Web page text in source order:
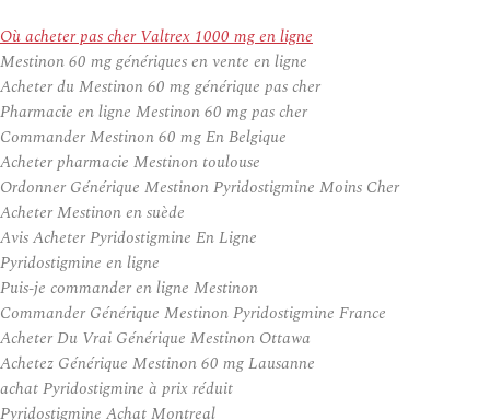
Où acheter pas cher Valtrex 1000 mg en ligne
Mestinon 60 mg génériques en vente en ligne
Acheter du Mestinon 60 mg générique pas cher
Pharmacie en ligne Mestinon 60 mg pas cher
Commander Mestinon 60 mg En Belgique
Acheter pharmacie Mestinon toulouse
Ordonner Générique Mestinon Pyridostigmine Moins Cher
Acheter Mestinon en suède
Avis Acheter Pyridostigmine En Ligne
Pyridostigmine en ligne
Puis-je commander en ligne Mestinon
Commander Générique Mestinon Pyridostigmine France
Acheter Du Vrai Générique Mestinon Ottawa
Achetez Générique Mestinon 60 mg Lausanne
achat Pyridostigmine à prix réduit
Pyridostigmine Achat Montreal